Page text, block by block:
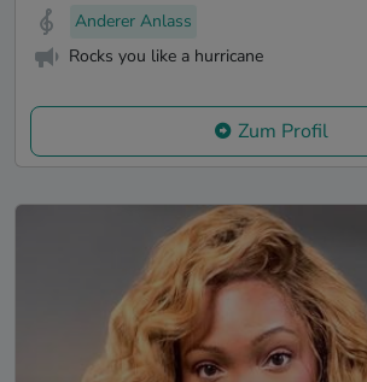
Anderer Anlass
Rocks you like a hurricane
Zum Profil